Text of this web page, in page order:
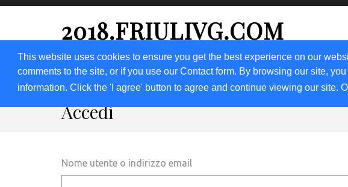
This website uses cookies to ensure you get the best experience on our
comments to the site, or if you use our Contact form. By browsing our site,
information. Click the 'I agree' button to agree and continue viewing our site.
2018.FRIULIVG.COM
HOME 2018 2019 DOMANDA LAVORA CON NOI
Accedi
Nome utente o indirizzo email